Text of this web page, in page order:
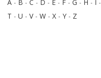
A - B - C - D - E - F - G - H - I -
T - U - V- W - X - Y - Z